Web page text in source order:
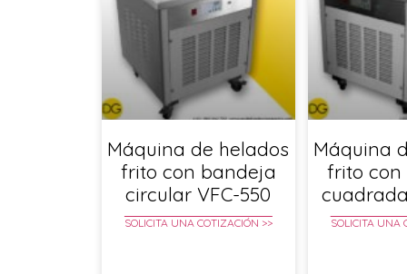
Máquina de helados
frito con bandeja
circular VFC-550
SOLICITA UNA COTIZACIÓN >>
Máquina
frito
SOLICITA UNA